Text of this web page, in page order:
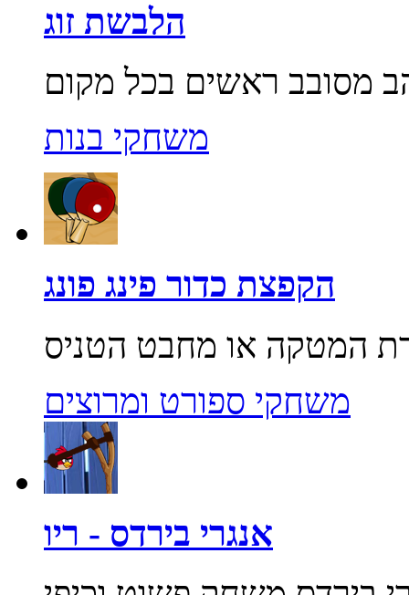
הלבשת זוג
משחקי בנות
הקפצת כדור פינג פונג
משחקי ספורט ומרוצים
אנגרי בירדס - ריו